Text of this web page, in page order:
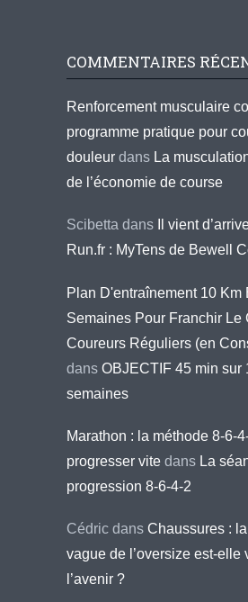
COMMENTAIRES
Renforcement musculaire
programme pratique pour
douleur dans La
de l’économie de course
Scibetta dans
Il vient
Run.fr : MyTens de Bewell
Plan D'entraînement 10 Km
Semaines Pour Franchir Le
Coureurs Réguliers (en
dans OBJECTIF 45 min sur
semaines
Marathon : la méthode 8-6-
progresser vite dans La
progression 8-6-4-2
Cédric dans Chaussures :
vague de l’oversize est-elle
l’avenir ?